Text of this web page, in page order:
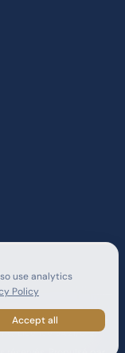
use analytics
Policy
Accept all
pour le programme
Licence SA21/012.